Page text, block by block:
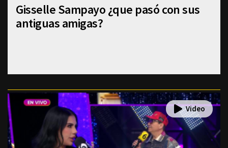
Gisselle Sampayo ¿que pasó con sus
antiguas amigas?